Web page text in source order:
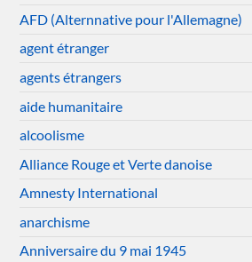
AFD (Alternnative pour l'Allemagne)
agent étranger
agents étrangers
aide humanitaire
alcoolisme
Alliance Rouge et Verte danoise
Amnesty International
anarchisme
Anniversaire du 9 mai 1945